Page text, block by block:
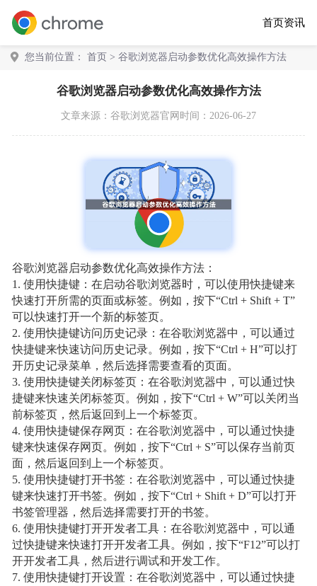
首页资讯
您当前位置： 首页 > 谷歌浏览器启动参数优化高效操作方法
谷歌浏览器启动参数优化高效操作方法
文章来源： 谷歌浏览器官网 时间：2026-06-27
谷歌浏览器启动参数优化高效操作方法：
1. 使用快捷键：在启动谷歌浏览器时，可以使用快捷键来
快速打开所需的页面或标签。例如，按下“Ctrl + Shift + T”
可以快速打开一个新的标签页。
2. 使用快捷键访问历史记录：在谷歌浏览器中，可以通过
快捷键来快速访问历史记录。例如，按下“Ctrl + H”可以打
开历史记录菜单，然后选择需要查看的页面。
3. 使用快捷键关闭标签页：在谷歌浏览器中，可以通过快
捷键来快速关闭标签页。例如，按下“Ctrl + W”可以关闭当
前标签页，然后返回到上一个标签页。
4. 使用快捷键保存网页：在谷歌浏览器中，可以通过快捷
键来快速保存网页。例如，按下“Ctrl + S”可以保存当前页
面，然后返回到上一个标签页。
5. 使用快捷键打开书签：在谷歌浏览器中，可以通过快捷
键来快速打开书签。例如，按下“Ctrl + Shift + D”可以打开
书签管理器，然后选择需要打开的书签。
6. 使用快捷键打开开发者工具：在谷歌浏览器中，可以通
过快捷键来快速打开开发者工具。例如，按下“F12”可以打
开开发者工具，然后进行调试和开发工作。
7. 使用快捷键打开设置：在谷歌浏览器中，可以通过快捷